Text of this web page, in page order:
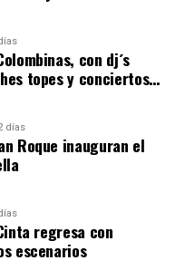
2026
COLOMBINAS
con dj´s
topes y conciertos…
días
Roque inauguran el
regresa con
escenarios